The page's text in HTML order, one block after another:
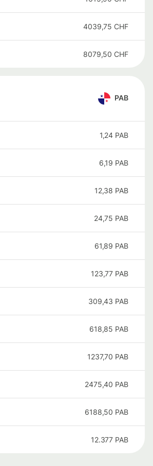
4039,75 CHF
8079,50 CHF
PAB
1,24 PAB
6,19 PAB
12,38 PAB
24,75 PAB
61,89 PAB
123,77 PAB
309,43 PAB
618,85 PAB
1237,70 PAB
2475,40 PAB
6188,50 PAB
12.377 PAB